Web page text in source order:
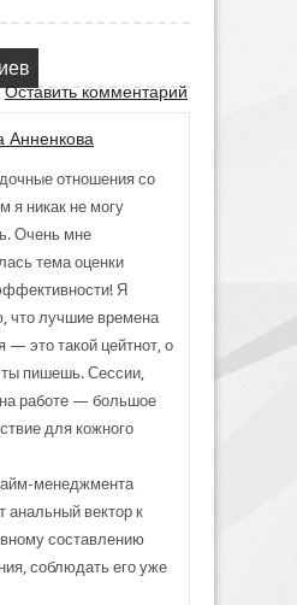
Оставить комментарий
Анненкова
отношения со
я никак не могу
Очень мне
тема оценки
Я
что лучшие времена
— это такой цейтнот, о
ты пишешь. Сессии,
работе — большое
для кожного
менеджмента
анальный вектор к
составлению
соблюдать его уже